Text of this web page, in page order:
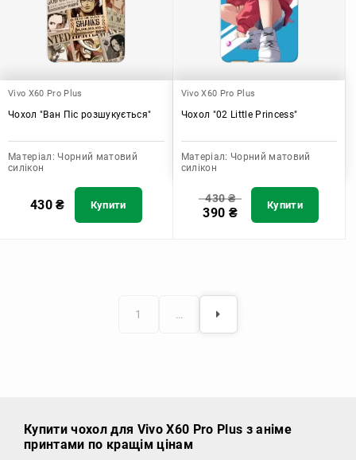
Vivo X60 Pro Plus
Чохол "Ван Піс розшукується"
Матеріал: Чорний матовий
силікон
430₴ Купити
Vivo X60 Pro Plus
Чохол "02 Little Princess"
Матеріал: Чорний матовий
силікон
430₴
390 ₴ Купити
1 …
Купити чохол для Vivo X60 Pro Plus з аніме
принтами по кращім цінам